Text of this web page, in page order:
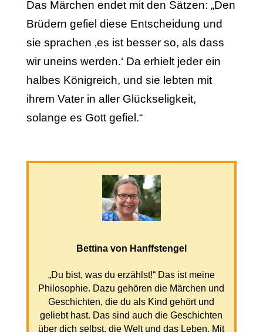
Das Märchen endet mit den Sätzen: „Den
Brüdern gefiel diese Entscheidung und
sie sprachen ‚es ist besser so, als dass
wir uneins werden.‘ Da erhielt jeder ein
halbes Königreich, und sie lebten mit
ihrem Vater in aller Glückseligkeit,
solange es Gott gefiel.“
Bettina von Hanffstengel
„Du bist, was du erzählst!“ Das ist meine
Philosophie. Dazu gehören die Märchen und
Geschichten, die du als Kind gehört und
geliebt hast. Das sind auch die Geschichten
über dich selbst, die Welt und das Leben. Mit